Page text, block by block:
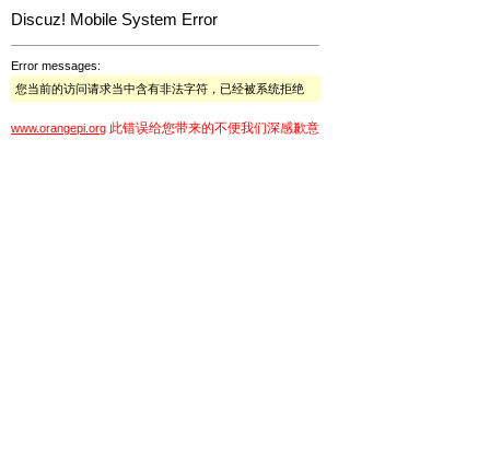
Discuz! Mobile System Error
Error messages:
您当前的访问请求当中含有非法字符，已经被系统拒绝
www.orangepi.org 此错误给您带来的不便我们深感歉意